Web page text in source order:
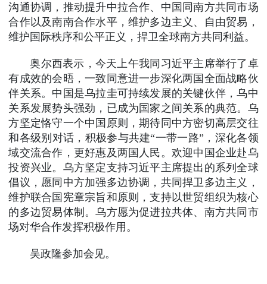
沟通协调，推动提升中拉合作、中国同南方共同市场
合作以及南南合作水平，维护多边主义、自由贸易，
维护国际秩序和公平正义，捍卫全球南方共同利益。
奥尔西表示，今天上午我同习近平主席举行了卓
有成效的会晤，一致同意进一步深化两国全面战略伙
伴关系。中国是乌拉圭可持续发展的关键伙伴，乌中
关系发展势头强劲，已成为国家之间关系的典范。乌
方坚定恪守一个中国原则，期待同中方密切高层交往
和各级别对话，积极参与共建“一带一路”，深化各领
域交流合作，更好惠及两国人民。欢迎中国企业赴乌
投资兴业。乌方坚定支持习近平主席提出的系列全球
倡议，愿同中方加强多边协调，共同捍卫多边主义，
维护联合国宪章宗旨和原则，支持以世贸组织为核心
的多边贸易体制。乌方愿为促进拉共体、南方共同市
场对华合作发挥积极作用。
吴政隆参加会见。